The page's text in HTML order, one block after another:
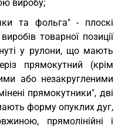
виробу;
та фольга" - плоскі
товарної позиції
у рулони, що мають
прямокутний (крім
або незакругленими
прямокутники", дві
форму опуклих дуг,
прямолінійні і